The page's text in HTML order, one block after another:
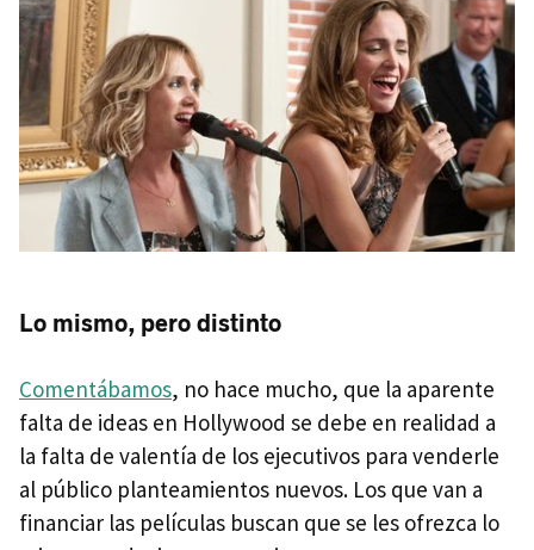
Lo mismo, pero distinto
Comentábamos, no hace mucho, que la aparente
falta de ideas en Hollywood se debe en realidad a
la falta de valentía de los ejecutivos para venderle
al público planteamientos nuevos. Los que van a
financiar las películas buscan que se les ofrezca lo